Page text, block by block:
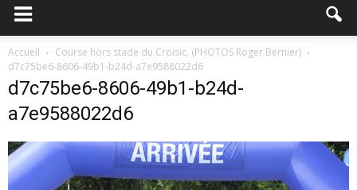
Accueil
Course hors stade du Croisic. (PHOTOS Roger Bernier)
d7c75be6-8606-49b1-b24d-a7e9588022d6
d7c75be6-8606-49b1-b24d-
a7e9588022d6